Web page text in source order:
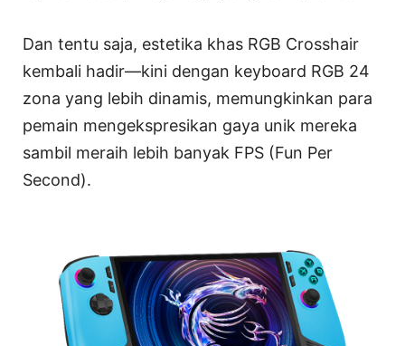
Dan tentu saja, estetika khas RGB Crosshair
kembali hadir—kini dengan keyboard RGB 24
zona yang lebih dinamis, memungkinkan para
pemain mengekspresikan gaya unik mereka
sambil meraih lebih banyak FPS (Fun Per
Second).